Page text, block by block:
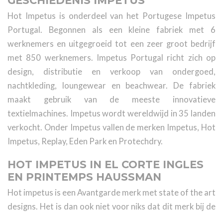
Hot Impetus is onderdeel van het Portugese Impetus
Portugal. Begonnen als een kleine fabriek met 6
werknemers en uitgegroeid tot een zeer groot bedrijf
met 850 werknemers. Impetus Portugal richt zich op
design, distributie en verkoop van ondergoed,
nachtkleding, loungewear en beachwear. De fabriek
maakt gebruik van de meeste innovatieve
textielmachines. Impetus wordt wereldwijd in 35 landen
verkocht. Onder Impetus vallen de merken Impetus, Hot
Impetus, Replay, Eden Park en Protechdry.
HOT IMPETUS IN EL CORTE INGLES
EN PRINTEMPS HAUSSMAN
Hot impetus is een Avantgarde merk met state of the art
designs. Het is dan ook niet voor niks dat dit merk bij de